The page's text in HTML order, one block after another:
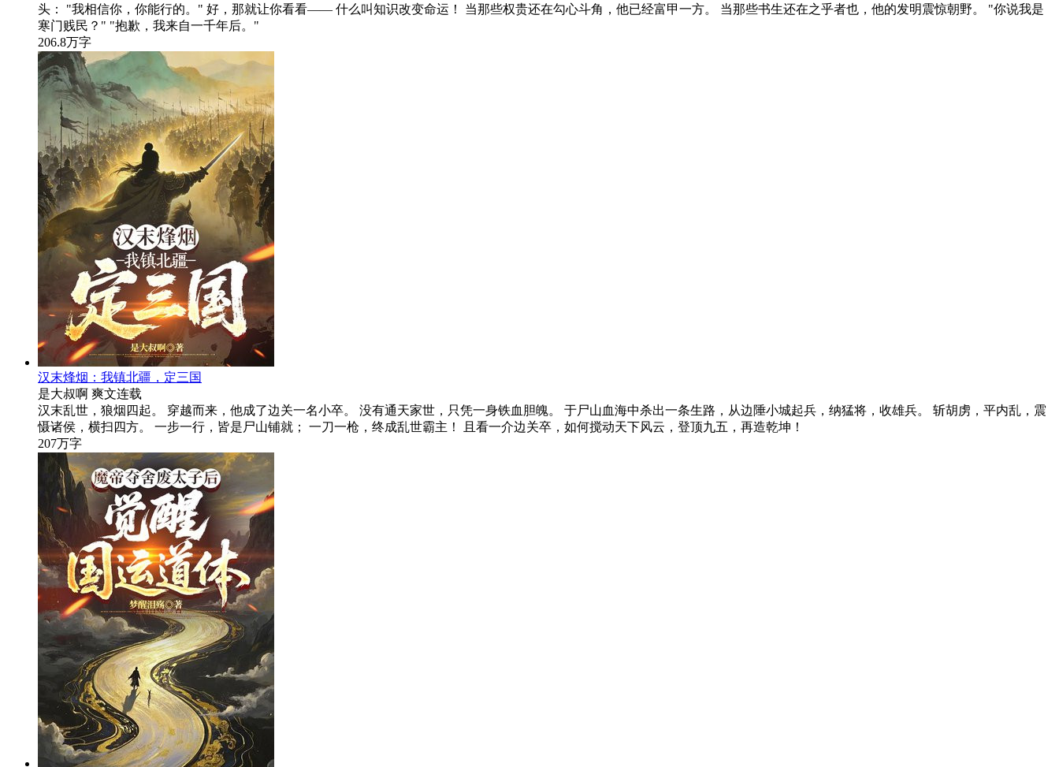
头： "我相信你，你能行的。" 好，那就让你看看—— 什么叫知识改变命运！ 当那些权贵还在勾心斗角，他已经富甲一方。 当那些书生还在之乎者也，他的发明震惊朝野。 "你说我是
寒门贱民？" "抱歉，我来自一千年后。"
206.8万字
汉末烽烟：我镇北疆，定三国
是大叔啊 爽文连载
汉末乱世，狼烟四起。 穿越而来，他成了边关一名小卒。 没有通天家世，只凭一身铁血胆魄。 于尸山血海中杀出一条生路，从边陲小城起兵，纳猛将，收雄兵。 斩胡虏，平内乱，震
慑诸侯，横扫四方。 一步一行，皆是尸山铺就； 一刀一枪，终成乱世霸主！ 且看一介边关卒，如何搅动天下风云，登顶九五，再造乾坤！
207万字